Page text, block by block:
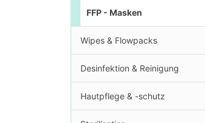
FFP - Masken
Wipes & Flowpacks
Desinfektion & Reinigung
Hautpflege & -schutz